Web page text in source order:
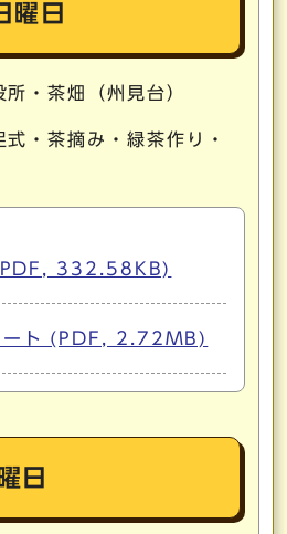
日
・茶畑（州見台）
・茶摘み・緑茶作り・
332.58KB)
ート (PDF, 2.72MB)
日